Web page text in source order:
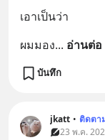
เอาเป็นว่า
ผมมอง... อ่านต่อ
บันทึก
jkatt • ติดตา
23 พ.ค.